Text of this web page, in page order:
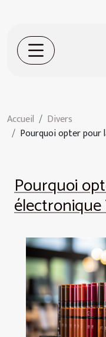
Accueil
Divers
Pourquoi opter pour
Pourquoi
électronique